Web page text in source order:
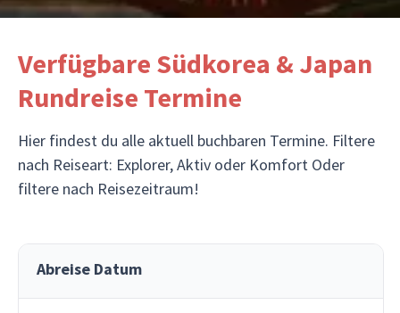
Verfügbare Südkorea & Japan
Rundreise Termine
Hier findest du alle aktuell buchbaren Termine. Filtere
nach Reiseart: Explorer, Aktiv oder Komfort Oder
filtere nach Reisezeitraum!
Abreise Datum